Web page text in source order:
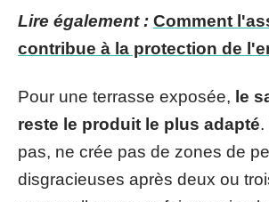
Lire également : Comment
contribue à la protection de
Pour une terrasse exposée, le
reste le produit le plus adapté.
pas, ne crée pas de zones de
disgracieuses après deux ou